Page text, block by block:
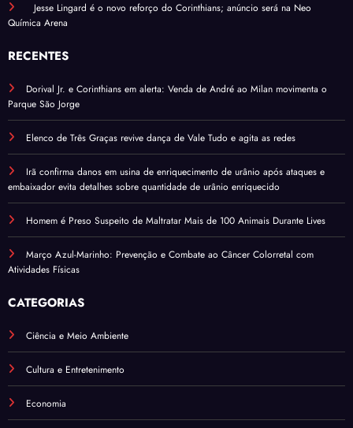
Jesse Lingard é o novo reforço do Corinthians; anúncio será na Neo
Química Arena
RECENTES
Dorival Jr. e Corinthians em alerta: Venda de André ao Milan movimenta o
Parque São Jorge
Elenco de Três Graças revive dança de Vale Tudo e agita as redes
Irã confirma danos em usina de enriquecimento de urânio após ataques e
embaixador evita detalhes sobre quantidade de urânio enriquecido
Homem é Preso Suspeito de Maltratar Mais de 100 Animais Durante Lives
Março Azul-Marinho: Prevenção e Combate ao Câncer Colorretal com
Atividades Físicas
CATEGORIAS
Ciência e Meio Ambiente
Cultura e Entretenimento
Economia